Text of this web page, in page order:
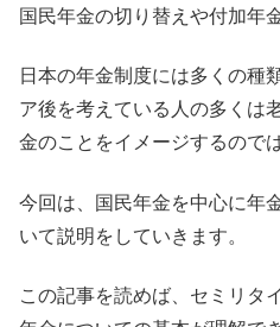
国民年金の切り替えや付加年
日本の年金制度には多くの種
ア後を考えている人の多くは
金のことをイメージするので
今回は、
国民年金を中心に年
いて説明をしていきます。
この記事を読めば、 セミリタ